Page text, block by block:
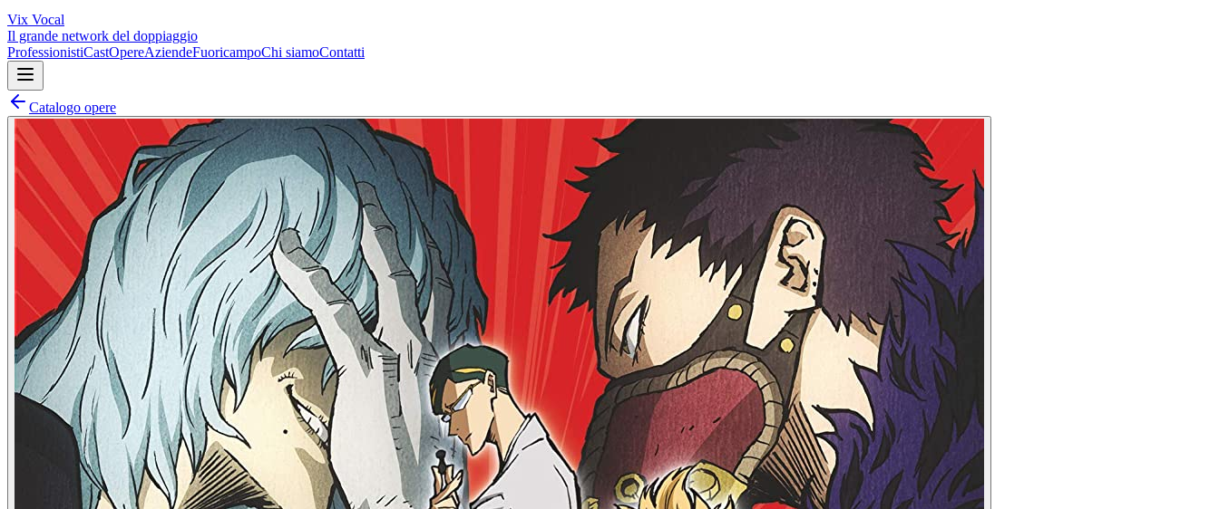
Vix Vocal
Il grande network del doppiaggio
ProfessionistiCastOpereAziendeFuoricampoChi siamoContatti
Catalogo opere